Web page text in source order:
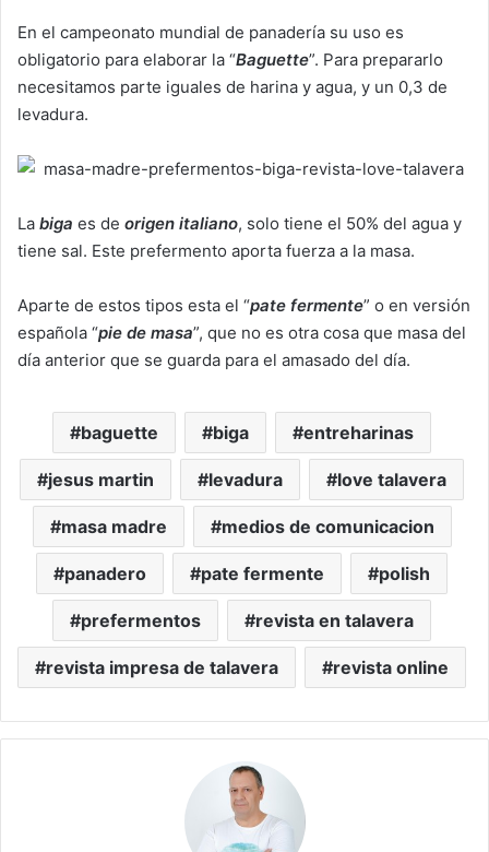
En el campeonato mundial de panadería su uso es
obligatorio para elaborar la “Baguette”. Para prepararlo
necesitamos parte iguales de harina y agua, y un 0,3 de
levadura.
La biga es de origen italiano, solo tiene el 50% del agua y
tiene sal. Este prefermento aporta fuerza a la masa.
Aparte de estos tipos esta el “pate fermente” o en versión
española “pie de masa”, que no es otra cosa que masa del
día anterior que se guarda para el amasado del día.
baguette biga entreharinas
jesus martin levadura love talavera
masa madre medios de comunicacion
panadero pate fermente polish
prefermentos revista en talavera
revista impresa de talavera revista online